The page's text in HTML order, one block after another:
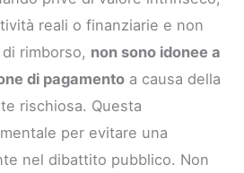
reali o finanziarie e non
rimborso, non sono idonee a
di pagamento a causa della
rischiosa. Questa
per evitare una
nel dibattito pubblico. Non